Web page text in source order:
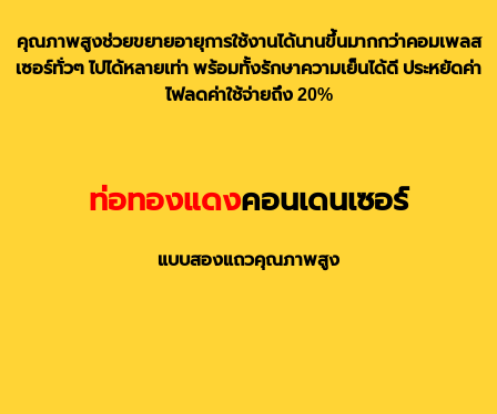
คุณภาพสูงช่วยขยายอายุการใช้งานได้นานขึ้นมากกว่าคอมเพลส
เซอร์ทั่วๆ ไปได้หลายเท่า พร้อมทั้งรักษาความเย็นได้ดี ประหยัดค่า
ไฟลดค่าใช้จ่ายถึง 20%
ท่อทองแดงคอนเดนเซอร์
แบบสองแถวคุณภาพสูง